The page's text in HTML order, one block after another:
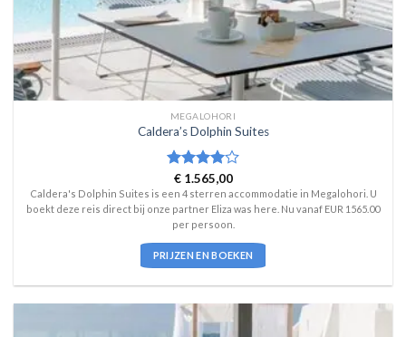
MEGALOHORI
Caldera’s Dolphin Suites
Waardering
4uit 5
€1.565,00
Caldera's Dolphin Suites is een 4 sterren accommodatie in Megalohori. U
boekt deze reis direct bij onze partner Eliza was here. Nu vanaf EUR 1565.00
per persoon.
PRIJZEN EN BOEKEN